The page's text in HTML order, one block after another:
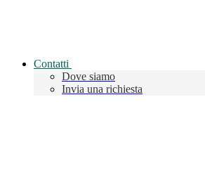
Contatti
Dove siamo
Invia una richiesta